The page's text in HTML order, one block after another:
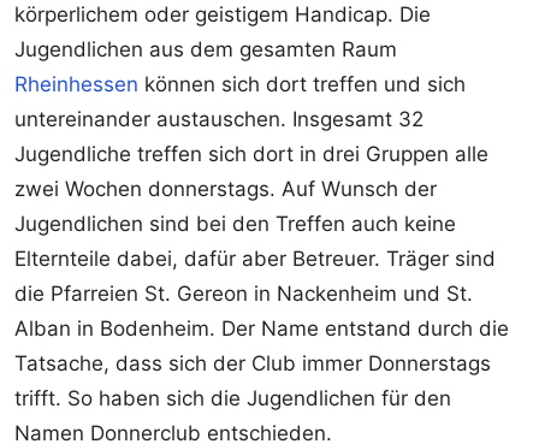
körperlichem oder geistigem Handicap. Die
Jugendlichen aus dem gesamten Raum
Rheinhessen können sich dort treffen und sich
untereinander austauschen. Insgesamt 32
Jugendliche treffen sich dort in drei Gruppen alle
zwei Wochen donnerstags. Auf Wunsch der
Jugendlichen sind bei den Treffen auch keine
Elternteile dabei, dafür aber Betreuer. Träger sind
die Pfarreien St. Gereon in Nackenheim und St.
Alban in Bodenheim. Der Name entstand durch die
Tatsache, dass sich der Club immer Donnerstags
trifft. So haben sich die Jugendlichen für den
Namen Donnerclub entschieden.